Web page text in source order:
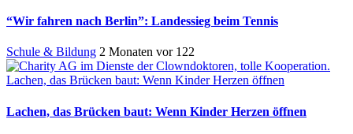
“Wir fahren nach Berlin”: Landessieg beim Tennis
Schule & Bildung 2 Monaten vor 122
Lachen, das Brücken baut: Wenn Kinder Herzen öffnen
Lachen, das Brücken baut: Wenn Kinder Herzen öffnen